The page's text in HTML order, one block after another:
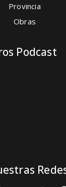
Provincia
Obras
Podcast